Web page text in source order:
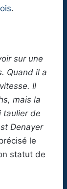
.
sur une
Quand il a
Il
mais la
taulier de
Denayer
le
statut de